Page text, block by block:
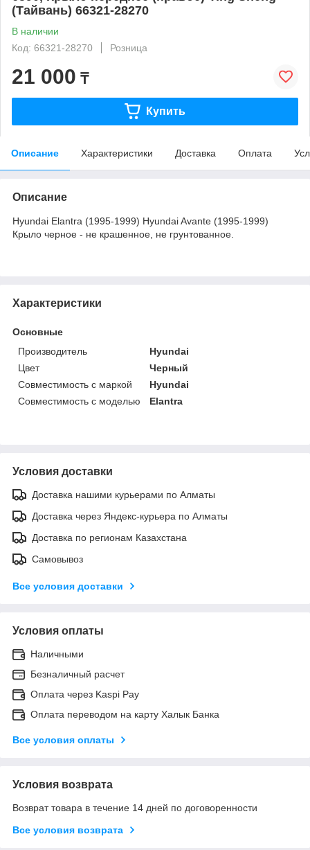
(Тайвань) 66321-28270
В наличии
Код: 66321-28270
Розница
21 000 ₸
Купить
Описание Характеристики Доставка Оплата
Описание
Hyundai Elantra (1995-1999) Hyundai Avante (1995-1999)
Крыло черное - не крашенное, не грунтованное.
Характеристики
Основные
Производитель
Hyundai
Цвет
Черный
Совместимость с маркой
Hyundai
Совместимость с моделью
Elantra
Условия доставки
Доставка нашими курьерами по Алматы
Доставка через Яндекс-курьера по Алматы
Доставка по регионам Казахстана
Самовывоз
Все условия доставки
Условия оплаты
Наличными
Безналичный расчет
Оплата через Kaspi Pay
Оплата переводом на карту Халык Банка
Все условия оплаты
Условия возврата
Возврат товара в течение 14 дней по договоренности
Все условия возврата